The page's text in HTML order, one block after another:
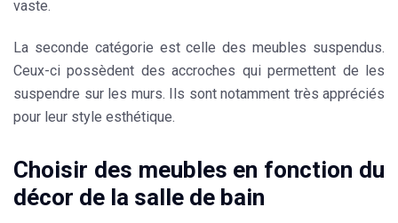
vaste.
La seconde catégorie est celle desmeubles suspendus.
Ceux-ci possèdent des accroches qui permettent de les
suspendre sur les murs. Ils sont notamment très appréciés
pour leur style esthétique.
Choisir des meubles en fonction du
décor de la salle de bain